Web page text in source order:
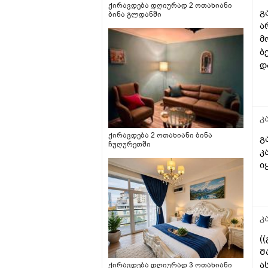
ქირავდება დღიურად 2 ოთახიანი
ბინა გლდანში
ქირავდება 2 ოთახიანი ბინა
ჩუღურეთში
ქირავდება დღიურად 3 ოთახიანი